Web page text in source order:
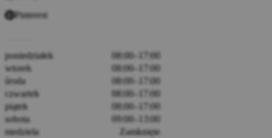
Pinterest
poniedziałek
08:00–17:00
wtorek
08:00–17:00
środa
08:00–17:00
czwartek
08:00–17:00
piątek
08:00–17:00
sobota
09:00–13:00
niedziela
Zamknięte